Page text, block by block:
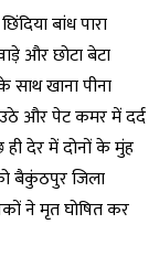
बांध पारा
और छोटा बेटा
साथ खाना पीना
और पेट कमर में दर्द
देर में दोनों के मुंह
बैकुंठपुर जिला
ने मृत घोषित कर